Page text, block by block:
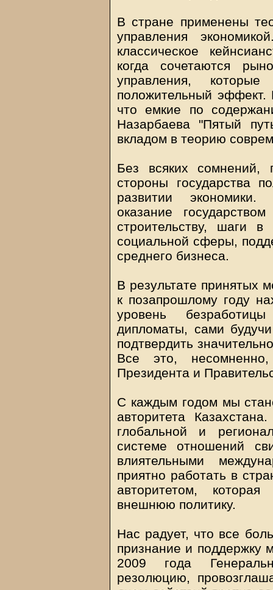
В стране применены
управления
классическое
когда сочетаются
управления,
положительный эффект.
что емкие по
Назарбаева "Пятый
вкладом в теорию
Без всяких сомнений,
стороны государства
развитии
оказание
строительству, шаги
социальной сферы,
среднего бизнеса.
В результате принятых
к позапрошлому году
уровень
дипломаты, сами
подтвердить
Все это, несомненно,
Президента и
С каждым годом мы
авторитета
глобальной и
системе отношений
влиятельными
приятно работать в
авторитетом,
внешнюю политику.
Нас радует, что все
признание и поддержку
2009 года
резолюцию,